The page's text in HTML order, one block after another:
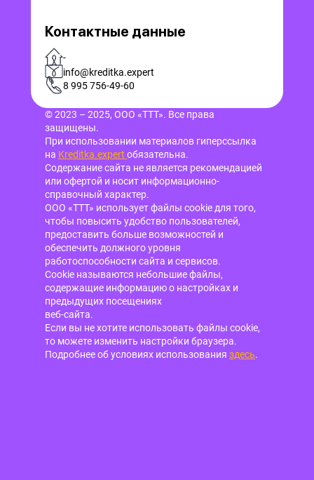
Контактные данные
-
info@kreditka.expert
8 995 756-49-60
© 2023 – 2025, ООО «ТТТ». Все права
защищены.
При использовании материалов гиперссылка
на Kreditka.expert обязательна.
Содержание сайта не является рекомендацией
или офертой и носит информационно-
справочный характер.
ООО «ТТТ» использует файлы cookie для того,
чтобы повысить удобство пользователей,
предоставить больше возможностей и
обеспечить должного уровня
работоспособности сайта и сервисов.
Cookie называются небольшие файлы,
содержащие информацию о настройках и
предыдущих посещениях
веб-сайта.
Если вы не хотите использовать файлы cookie,
то можете изменить настройки браузера.
Подробнее об условиях использования здесь.